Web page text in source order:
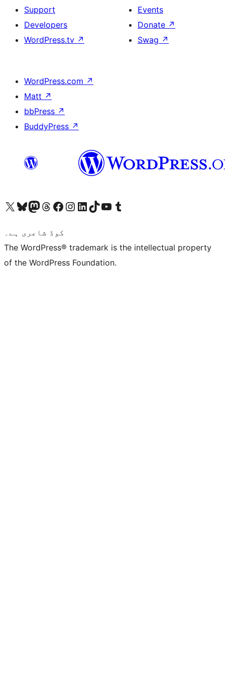
Support
Developers
WordPress.tv ↗
Events
Donate ↗
Swag ↗
WordPress.com ↗
Matt ↗
bbPress ↗
BuddyPress ↗
Visit our X (formerly Twitter) account
ہمارے بلیواسکائی اکاؤنٹ پر جائیں
Visit our Mastodon account
ہمارے ٹھریڈز اکاؤنٹ پر جائیں
Visit our Facebook page
Visit our Instagram account
Visit our LinkedIn account
ہمارے ٹک ٹاک اکاؤنٹ پر جائیں
Visit our YouTube channel
ہمارے ٹمبلر اکاؤنٹ پر جائیں
کوڈ شاعری ہے۔
The WordPress® trademark is the intellectual property
of the WordPress Foundation.